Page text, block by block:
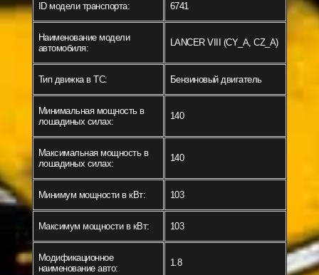
ID модели транспорта: 6741
Наименование модели
автомобиля:
LANCER VIII (CY_A, CZ_A)
Тип движка в ТС: Бензиновый двигатель
Минимальная мощность в
лошадиных силах:
140
Максимальная мощность в
лошадиных силах:
140
Минимум мощности в кВт: 103
Максимум мощности в кВт: 103
Модификационное
наименование авто:
1.8